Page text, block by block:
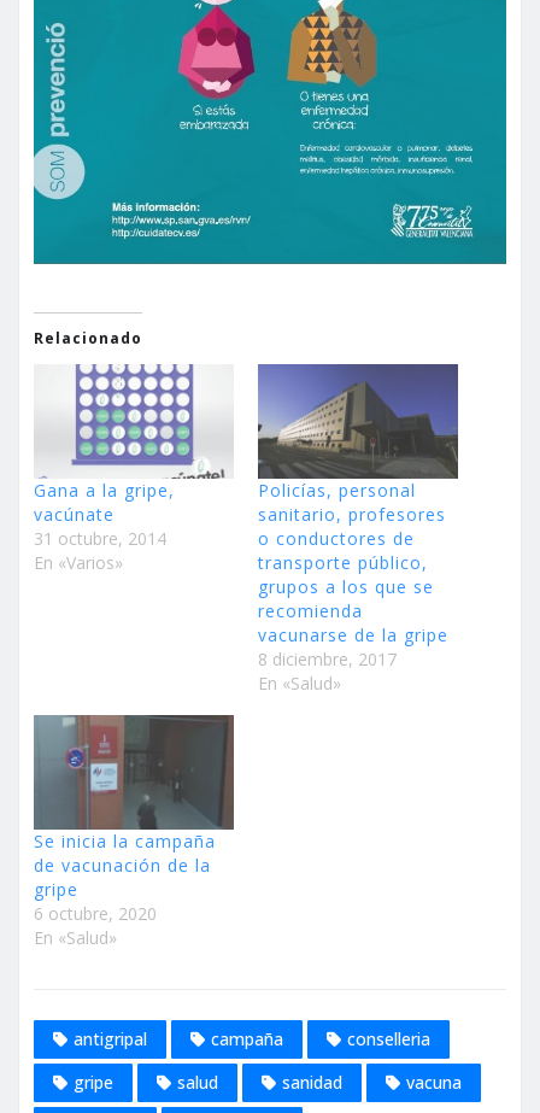
Relacionado
Gana a la gripe,
vacúnate
31 octubre, 2014
En «Varios»
Policías, personal
sanitario, profesores
o conductores de
transporte público,
grupos a los que se
recomienda
vacunarse de la gripe
8 diciembre, 2017
En «Salud»
Se inicia la campaña
de vacunación de la
gripe
6 octubre, 2020
En «Salud»
antigripal campaña
conselleria
gripe
salud sanidad
vacuna